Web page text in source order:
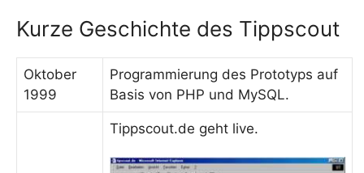
Kurze Geschichte des Tippscout
Oktober
1999
Programmierung des Prototyps auf
Basis von PHP und MySQL.
Tippscout.de geht live.